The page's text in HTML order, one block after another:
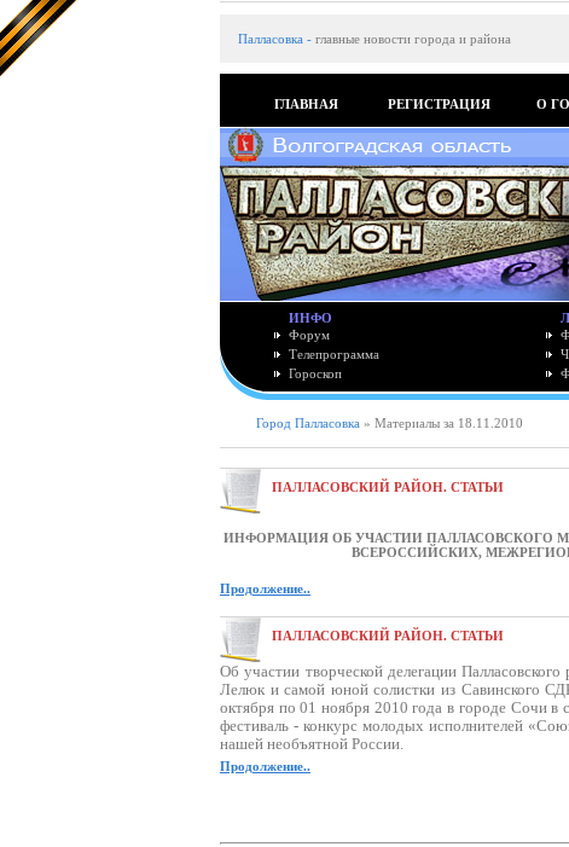
Палласовка - главные новости города и района
ГЛАВНАЯ РЕГИСТРАЦИЯ О
ИНФО
Форум
Телепрограмма
Гороскоп
Город Палласовка » Материалы за 18.11.2010
ПАЛЛАСОВСКИЙ РАЙОН. СТАТЬИ
ИНФОРМАЦИЯ ОБ УЧАСТИИ ПАЛЛАСОВСКОГО
ВСЕРОССИЙСКИХ,
Продолжение..
ПАЛЛАСОВСКИЙ РАЙОН. СТАТЬИ
Об участии творческой делегации
Лелюк и самой юной солистки из Савинского
октября по 01 ноября 2010 года в городе Сочи в
фестиваль - конкурс молодых исполнителей
нашей необъятной России.
Продолжение..